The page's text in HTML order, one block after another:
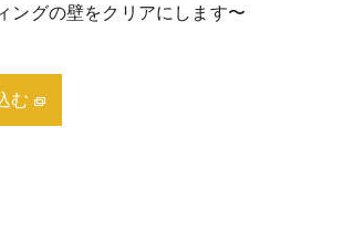
ングの壁をクリアにします〜
む